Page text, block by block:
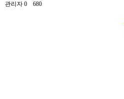
관리자 0 680